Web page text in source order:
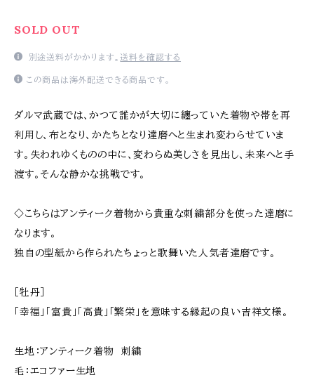
SOLD OUT
別途送料がかかります。送料を確認する
この商品は海外配送できる商品です。
ダルマ武蔵では、かつて誰かが大切に纏っていた着物や帯を再
利用し、布となり、かたちとなり達磨へと生まれ変わらせていま
す。失われゆくものの中に、変わらぬ美しさを見出し、未来へと手
渡す。そんな静かな挑戦です。
◇こちらはアンティーク着物から貴重な刺繍部分を使った達磨に
なります。
独自の型紙から作られたちょっと歌舞いた人気者達磨です。
［牡丹］
「幸福」「富貴」「高貴」「繁栄」を意味する縁起の良い吉祥文様。
生地：アンティーク着物 刺繍
毛：エコファー生地